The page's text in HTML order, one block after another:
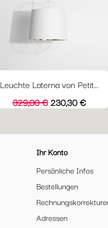
Leuchte Laterna von Petit...
Verkaufspreis
329,00 € Preis
230,30 €
Ihr Konto
Persönliche Infos
Bestellungen
Adressen